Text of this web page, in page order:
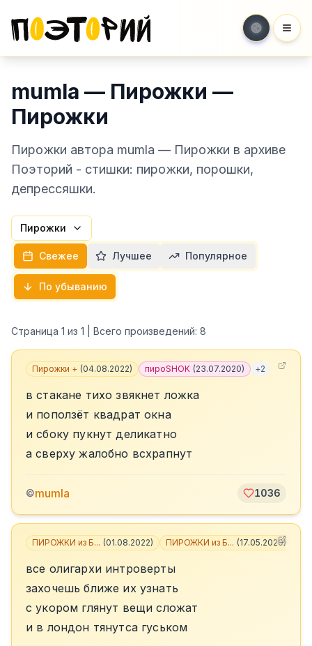
mumla — Пирожки —
Пирожки
Пирожки автора mumla — Пирожки в архиве
Поэторий - стишки: пирожки, порошки,
депрессяшки.
Пирожки
Свежее Лучшее Популярное
По убыванию
Страница 1 из 1 | Всего произведений: 8
Пирожки + (04.08.2022) пироSHOK (23.07.2020) +2
в стакане тихо звякнет ложка
и поползёт квадрат окна
и сбоку пукнут деликатно
а сверху жалобно всхрапнут
©mumla 1036
ПИРОЖКИ из Б... (01.08.2022) ПИРОЖКИ из Б... (17.05.2020)
все олигархи интроверты
захочешь ближе их узнать
с укором глянут вещи сложат
и в лондон тянутса гуськом